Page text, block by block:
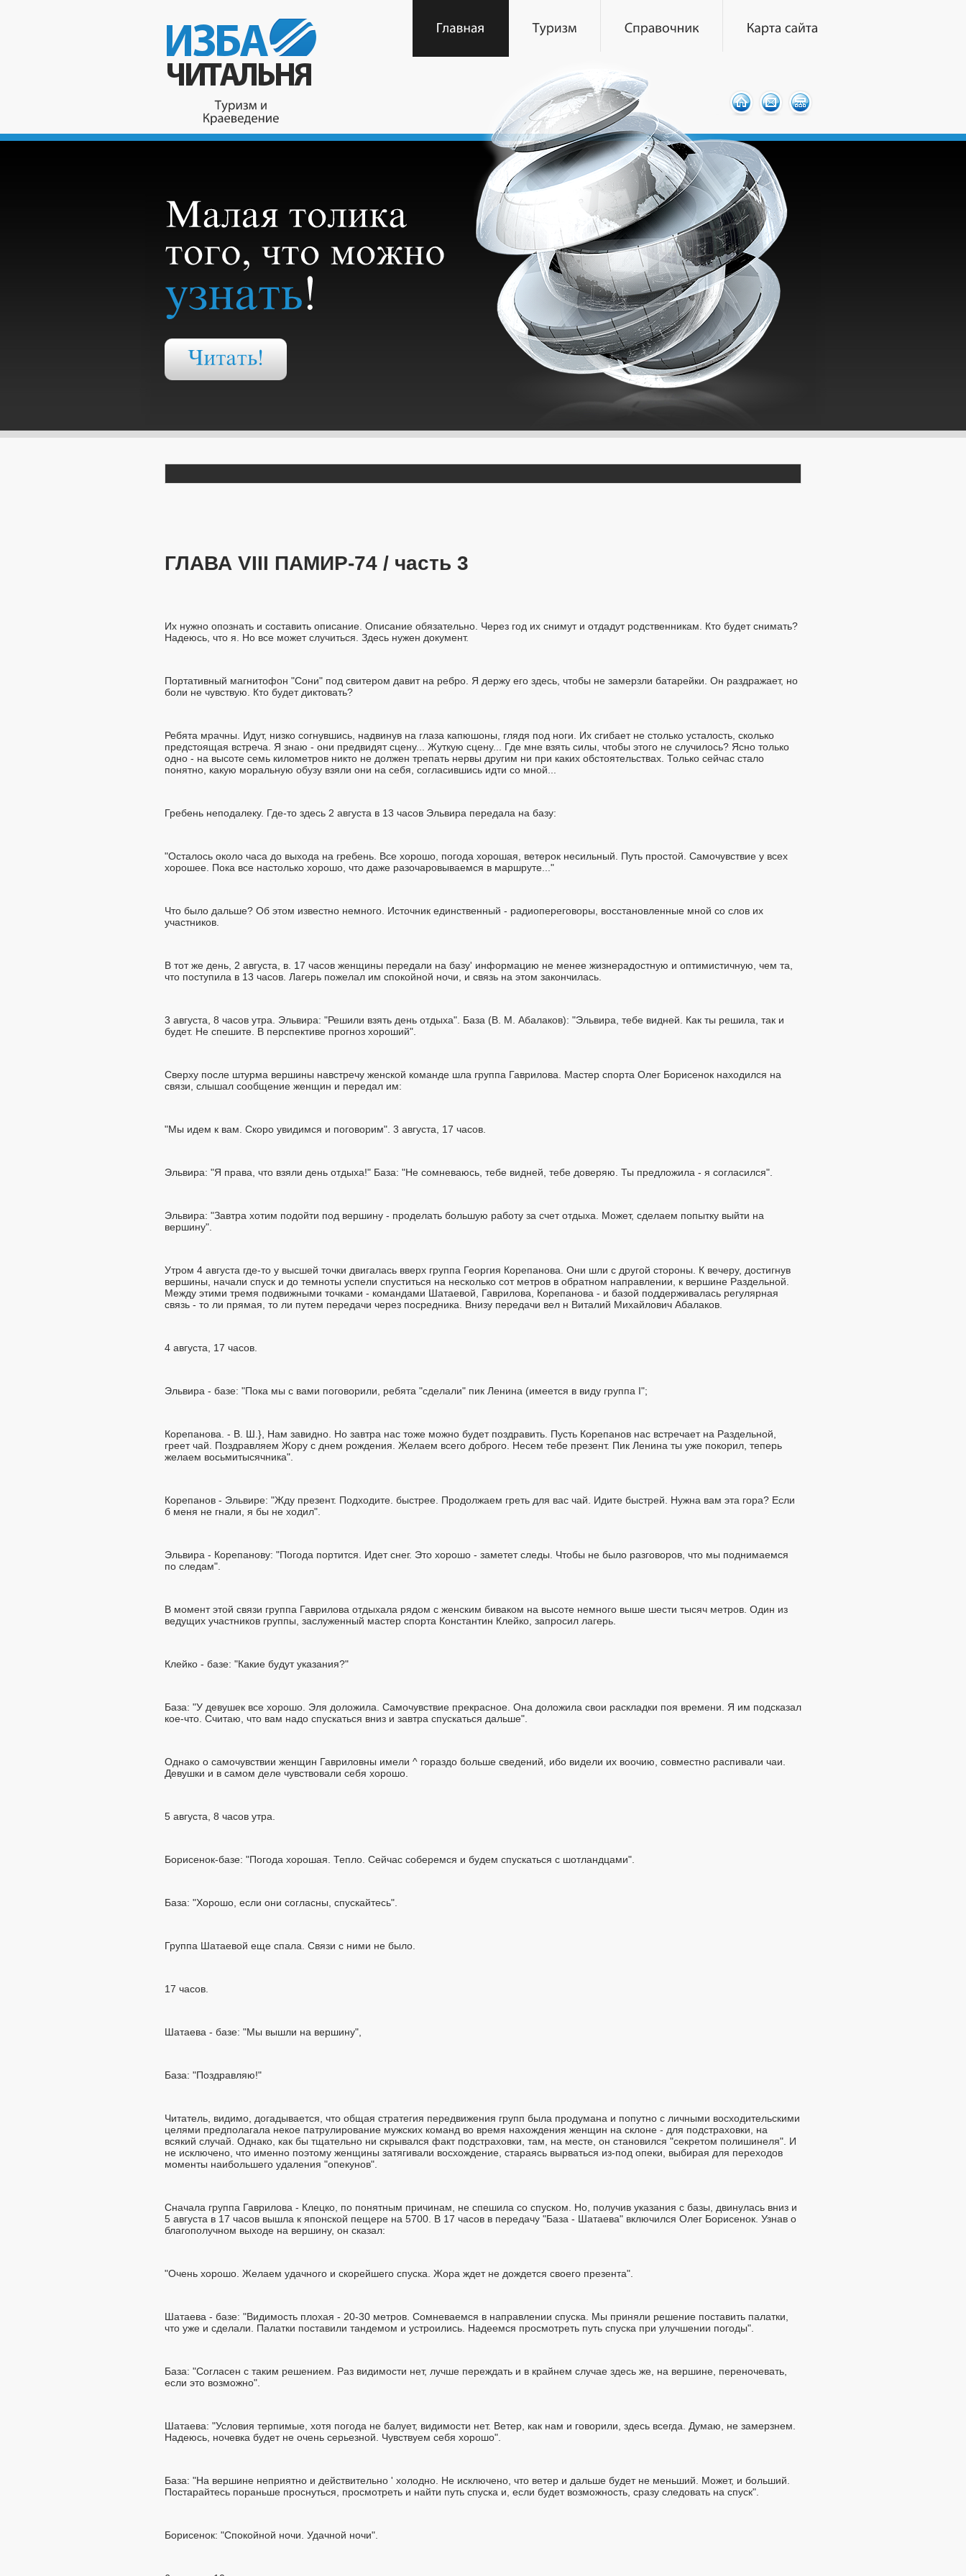
ГЛАВА VIII ПАМИР-74 / часть 3
Их нужно опознать и составить описание. Описание обязательно. Через год их снимут и отдадут родственникам. Кто будет снимать?
Надеюсь, что я. Но все может случиться. Здесь нужен документ.
Портативный магнитофон "Сони" под свитером давит на ребро. Я держу его здесь, чтобы не замерзли батарейки. Он раздражает, но
боли не чувствую. Кто будет диктовать?
Ребята мрачны. Идут, низко согнувшись, надвинув на глаза капюшоны, глядя под ноги. Их сгибает не столько усталость, сколько
предстоящая встреча. Я знаю - они предвидят сцену... Жуткую сцену... Где мне взять силы, чтобы этого не случилось? Ясно только
одно - на высоте семь километров никто не должен трепать нервы другим ни при каких обстоятельствах. Только сейчас стало
понятно, какую моральную обузу взяли они на себя, согласившись идти со мной...
Гребень неподалеку. Где-то здесь 2 августа в 13 часов Эльвира передала на базу:
"Осталось около часа до выхода на гребень. Все хорошо, погода хорошая, ветерок несильный. Путь простой. Самочувствие у всех
хорошее. Пока все настолько хорошо, что даже разочаровываемся в маршруте..."
Что было дальше? Об этом известно немного. Источник единственный - радиопереговоры, восстановленные мной со слов их
участников.
В тот же день, 2 августа, в. 17 часов женщины передали на базу' информацию не менее жизнерадостную и оптимистичную, чем та,
что поступила в 13 часов. Лагерь пожелал им спокойной ночи, и связь на этом закончилась.
3 августа, 8 часов утра. Эльвира: "Решили взять день отдыха". База (В. М. Абалаков): "Эльвира, тебе видней. Как ты решила, так и
будет. Не спешите. В перспективе прогноз хороший".
Сверху после штурма вершины навстречу женской команде шла группа Гаврилова. Мастер спорта Олег Борисенок находился на
связи, слышал сообщение женщин и передал им:
"Мы идем к вам. Скоро увидимся и поговорим". 3 августа, 17 часов.
Эльвира: "Я права, что взяли день отдыха!" База: "Не сомневаюсь, тебе видней, тебе доверяю. Ты предложила - я согласился".
Эльвира: "Завтра хотим подойти под вершину - проделать большую работу за счет отдыха. Может, сделаем попытку выйти на
вершину".
Утром 4 августа где-то у высшей точки двигалась вверх группа Георгия Корепанова. Они шли с другой стороны. К вечеру, достигнув
вершины, начали спуск и до темноты успели спуститься на несколько сот метров в обратном направлении, к вершине Раздельной.
Между этими тремя подвижными точками - командами Шатаевой, Гаврилова, Корепанова - и базой поддерживалась регулярная
связь - то ли прямая, то ли путем передачи через посредника. Внизу передачи вел н Виталий Михайлович Абалаков.
4 августа, 17 часов.
Эльвира - базе: "Пока мы с вами поговорили, ребята "сделали" пик Ленина (имеется в виду группа I";
Корепанова. - В. Ш.}, Нам завидно. Но завтра нас тоже можно будет поздравить. Пусть Корепанов нас встречает на Раздельной,
греет чай. Поздравляем Жору с днем рождения. Желаем всего доброго. Несем тебе презент. Пик Ленина ты уже покорил, теперь
желаем восьмитысячника".
Корепанов - Эльвире: "Жду презент. Подходите. быстрее. Продолжаем греть для вас чай. Идите быстрей. Нужна вам эта гора? Если
б меня не гнали, я бы не ходил".
Эльвира - Корепанову: "Погода портится. Идет снег. Это хорошо - заметет следы. Чтобы не было разговоров, что мы поднимаемся
по следам".
В момент этой связи группа Гаврилова отдыхала рядом с женским биваком на высоте немного выше шести тысяч метров. Один из
ведущих участников группы, заслуженный мастер спорта Константин Клейко, запросил лагерь.
Клейко - базе: "Какие будут указания?"
База: "У девушек все хорошо. Эля доложила. Самочувствие прекрасное. Она доложила свои раскладки поя времени. Я им подсказал
кое-что. Считаю, что вам надо спускаться вниз и завтра спускаться дальше".
Однако о самочувствии женщин Гавриловны имели ^ гораздо больше сведений, ибо видели их воочию, совместно распивали чаи.
Девушки и в самом деле чувствовали себя хорошо.
5 августа, 8 часов утра.
Борисенок-базе: "Погода хорошая. Тепло. Сейчас соберемся и будем спускаться с шотландцами".
База: "Хорошо, если они согласны, спускайтесь".
Группа Шатаевой еще спала. Связи с ними не было.
17 часов.
Шатаева - базе: "Мы вышли на вершину",
База: "Поздравляю!"
Читатель, видимо, догадывается, что общая стратегия передвижения групп была продумана и попутно с личными восходительскими
целями предполагала некое патрулирование мужских команд во время нахождения женщин на склоне - для подстраховки, на
всякий случай. Однако, как бы тщательно ни скрывался факт подстраховки, там, на месте, он становился "секретом полишинеля". И
не исключено, что именно поэтому женщины затягивали восхождение, стараясь вырваться из-под опеки, выбирая для переходов
моменты наибольшего удаления "опекунов".
Сначала группа Гаврилова - Клецко, по понятным причинам, не спешила со спуском. Но, получив указания с базы, двинулась вниз и
5 августа в 17 часов вышла к японской пещере на 5700. В 17 часов в передачу "База - Шатаева" включился Олег Борисенок. Узнав о
благополучном выходе на вершину, он сказал:
"Очень хорошо. Желаем удачного и скорейшего спуска. Жора ждет не дождется своего презента".
Шатаева - базе: "Видимость плохая - 20-30 метров. Сомневаемся в направлении спуска. Мы приняли решение поставить палатки,
что уже и сделали. Палатки поставили тандемом и устроились. Надеемся просмотреть путь спуска при улучшении погоды".
База: "Согласен с таким решением. Раз видимости нет, лучше переждать и в крайнем случае здесь же, на вершине, переночевать,
если это возможно".
Шатаева: "Условия терпимые, хотя погода не балует, видимости нет. Ветер, как нам и говорили, здесь всегда. Думаю, не замерзнем.
Надеюсь, ночевка будет не очень серьезной. Чувствуем себя хорошо".
База: "На вершине неприятно и действительно ' холодно. Не исключено, что ветер и дальше будет не меньший. Может, и больший.
Постарайтесь пораньше проснуться, просмотреть и найти путь спуска и, если будет возможность, сразу следовать на спуск".
Борисенок: "Спокойной ночи. Удачной ночи".